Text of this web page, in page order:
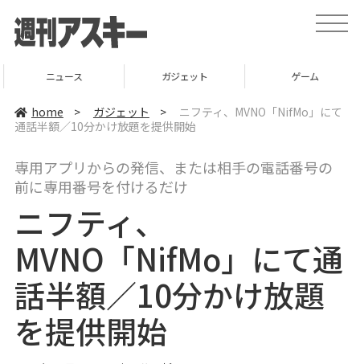
t
o
v
t
ニュース ガジェット ゲーム
home > ガジェット >
ニフティ、MVNO「NifMo」にて
通話半額／10分かけ放題を提供開始
専用アプリからの発信、または相手の電話番号の
前に専用番号を付けるだけ
ニフティ、
MVNO「NifMo」にて通
話半額／10分かけ放題
を提供開始